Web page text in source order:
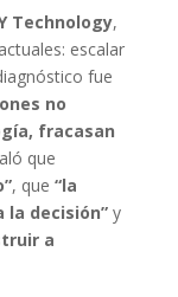
Technology,
escalar
fue
no
fracasan
que
, que “la
la decisión”y
a